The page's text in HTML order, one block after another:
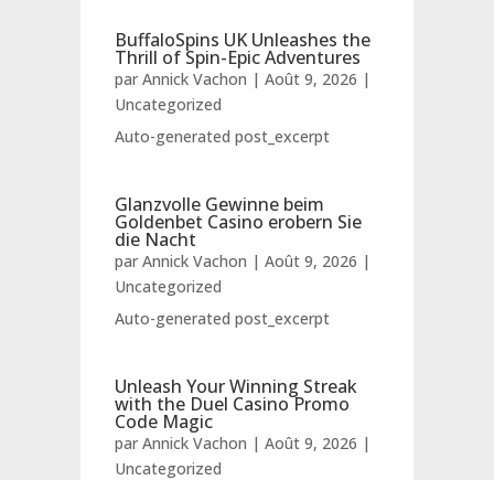
BuffaloSpins UK Unleashes the
Thrill of Spin-Epic Adventures
par Annick Vachon | Août 9, 2026 |
Uncategorized
Auto-generated post_excerpt
Glanzvolle Gewinne beim
Goldenbet Casino erobern Sie
die Nacht
par Annick Vachon | Août 9, 2026 |
Uncategorized
Auto-generated post_excerpt
Unleash Your Winning Streak
with the Duel Casino Promo
Code Magic
par Annick Vachon | Août 9, 2026 |
Uncategorized